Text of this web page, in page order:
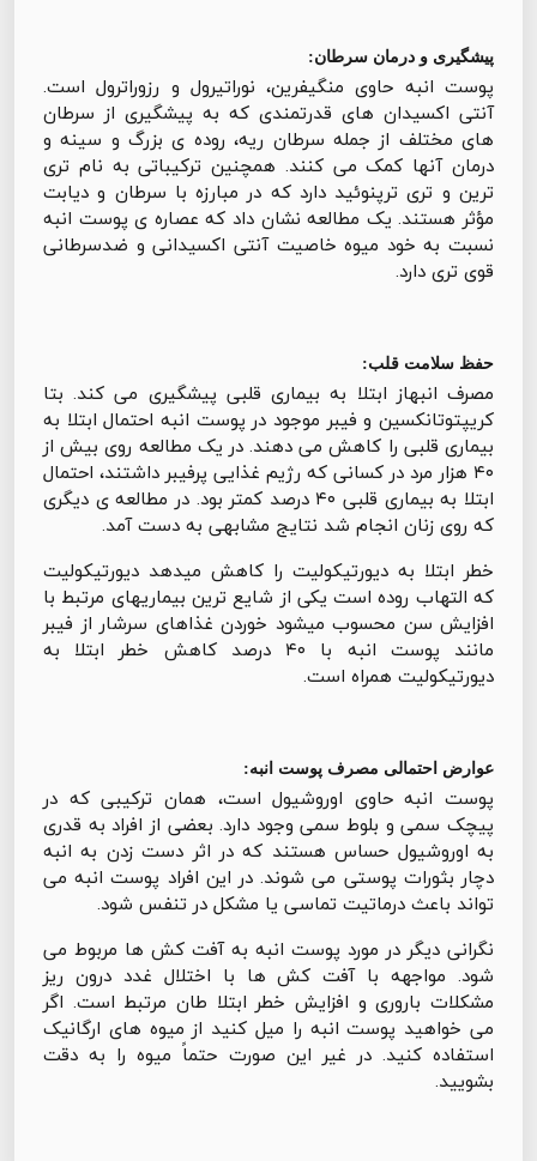
پیشگیری و درمان سرطان:
پوست انبه حاوی منگیفرین، نوراتیرول و رزوراترول است.
آنتی اکسیدان های قدرتمندی که به پیشگیری از سرطان
های مختلف از جمله سرطان ریه، روده ی بزرگ و سینه و
درمان آنها کمک می کنند. همچنین ترکیباتی به نام تری
ترین و تری ترپنوئید دارد که در مبارزه با سرطان و دیابت
مؤثر هستند. یک مطالعه نشان داد که عصاره ی پوست انبه
نسبت به خود میوه خاصیت آنتی اکسیدانی و ضدسرطانی
قوی تری دارد.
حفظ سلامت قلب:
مصرف انبهاز ابتلا به بیماری قلبی پیشگیری می کند. بتا
کریپتوتانکسین و فیبر موجود در پوست انبه احتمال ابتلا به
بیماری قلبی را کاهش می دهند. در یک مطالعه روی بیش از
۴۰ هزار مرد در کسانی که رژیم غذایی پرفیبر داشتند، احتمال
ابتلا به بیماری قلبی ۴۰ درصد کمتر بود. در مطالعه ی دیگری
که روی زنان انجام شد نتایج مشابهی به دست آمد.
خطر ابتلا به دیورتیکولیت را کاهش میدهد دیورتیکولیت
که التهاب روده است یکی از شایع ترین بیماریهای مرتبط با
افزایش سن محسوب میشود خوردن غذاهای سرشار از فیبر
مانند پوست انبه با ۴۰ درصد کاهش خطر ابتلا به
دیورتیکولیت همراه است.
عوارض احتمالی مصرف پوست انبه:
پوست انبه حاوی اوروشیول است، همان ترکیبی که در
پیچک سمی و بلوط سمی وجود دارد. بعضی از افراد به قدری
به اوروشیول حساس هستند که در اثر دست زدن به انبه
دچار بثورات پوستی می شوند. در این افراد پوست انبه می
تواند باعث درماتیت تماسی یا مشکل در تنفس شود.
نگرانی دیگر در مورد پوست انبه به آفت کش ها مربوط می
شود. مواجهه با آفت کش ها با اختلال غدد درون ریز
مشکلات باروری و افزایش خطر ابتلا طان مرتبط است. اگر
می خواهید پوست انبه را میل کنید از میوه های ارگانیک
استفاده کنید. در غير اين صورت حتماً میوه را به دقت
بشویید.